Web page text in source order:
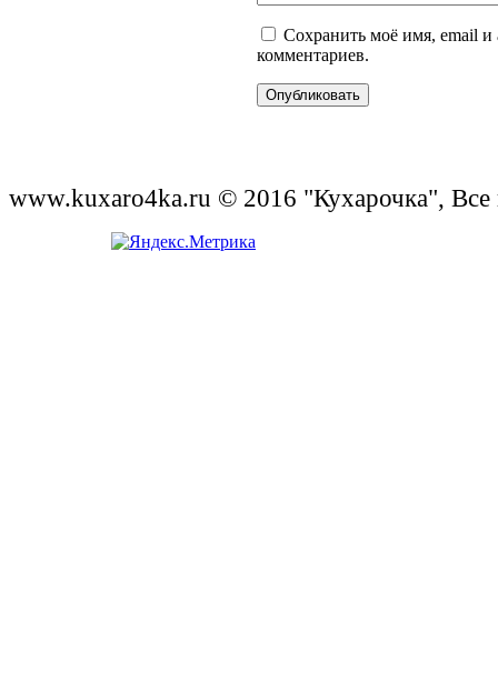
Сохранить моё имя, email и
комментариев.
www.kuxaro4ka.ru © 2016 "Кухарочка",